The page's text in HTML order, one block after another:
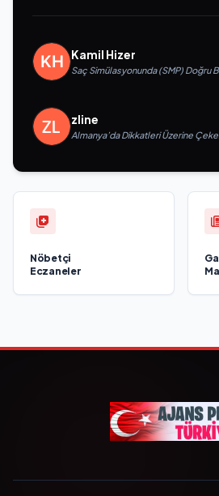
Kamil Hizer
Saç Simülasyonunda (SMP) Doğru
zline
Almanya’da Dikkatleri Üzerine
Nöbetçi
Eczaneler